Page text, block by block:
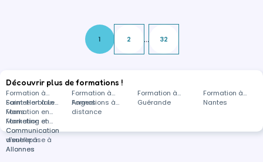
1 2 ... 32
Découvrir plus de formations !
Formation à
Saint-Herblain
Formation à
Angers
Formation à
Guérande
Formation à
Nantes
Formation à Le
Mans
Formations à
distance
Formation en
Marketing et
Communication
d'entreprise à
Allonnes
Formation en
Communication
visuelle à
Allonnes